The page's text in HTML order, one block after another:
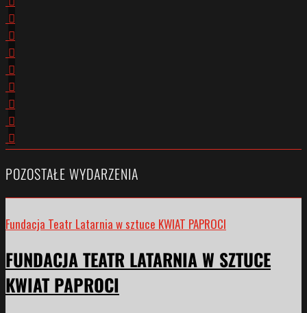
POZOSTAŁE WYDARZENIA
Fundacja Teatr Latarnia w sztuce KWIAT PAPROCI
FUNDACJA TEATR LATARNIA W SZTUCE
KWIAT PAPROCI